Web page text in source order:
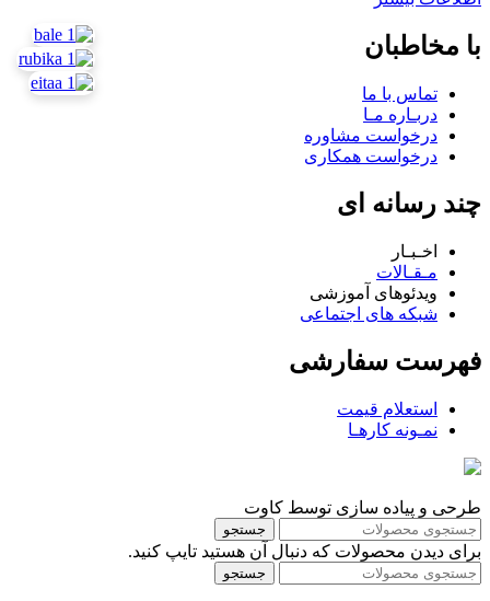
با مخاطبان
تماس با ما
دربـاره مـا
درخواست مشاوره
درخواست همکاری
چند رسانه ای
اخـبـار
مـقـالات
ویدئوهای آموزشی
شبکه های اجتماعی
فهرست سفارشی
استعلام قیمت
نمـونه کارهـا
طرحی و پیاده سازی توسط کاوت
جستجو
برای دیدن محصولات که دنبال آن هستید تایپ کنید.
جستجو